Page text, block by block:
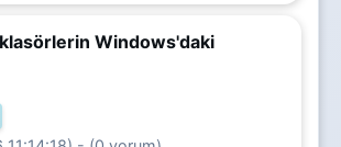
Windows'daki